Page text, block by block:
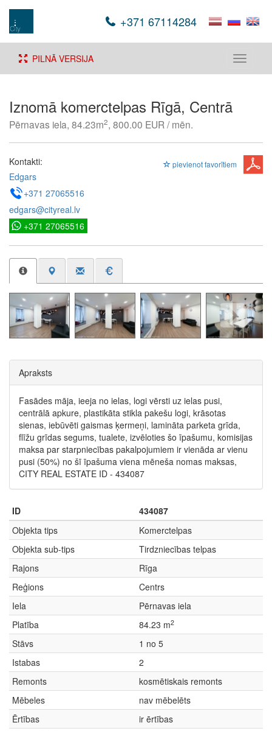
+371 67114284
Toggle
PILNĀ VERSIJA
Iznomā komerctelpas Rīgā, Centrā
Pērnavas iela, 84.23m2, 800.00 EUR / mēn.
pievienot favorītiem
Kontakti:
Edgars
+371 27065516
edgars@cityreal.lv
+371 27065516
Apraksts
Fasādes māja, ieeja no ielas, logi vērsti uz ielas pusi,
centrālā apkure, plastikāta stikla pakešu logi, krāsotas
sienas, iebūvēti gaismas ķermeņi, lamināta parketa grīda,
flīžu grīdas segums, tualete, izvēloties šo īpašumu, komisijas
maksa par starpniecības pakalpojumiem ir vienāda ar vienu
pusi (50%) no šī īpašuma viena mēneša nomas maksas,
CITY REAL ESTATE ID - 434087
ID
434087
Objekta tips
Komerctelpas
Objekta sub-tips
Tirdzniecības telpas
Rajons
Rīga
Reģions
Centrs
Iela
Pērnavas iela
Platība
84.23 m2
Stāvs
1 no 5
Istabas
2
Remonts
kosmētiskais remonts
Mēbeles
nav mēbelēts
Ērtības
ir ērtības